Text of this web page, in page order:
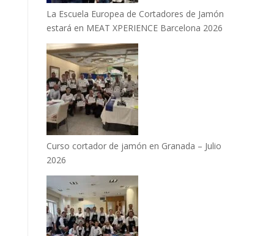
La Escuela Europea de Cortadores de Jamón
estará en MEAT XPERIENCE Barcelona 2026
Curso cortador de jamón en Granada – Julio
2026